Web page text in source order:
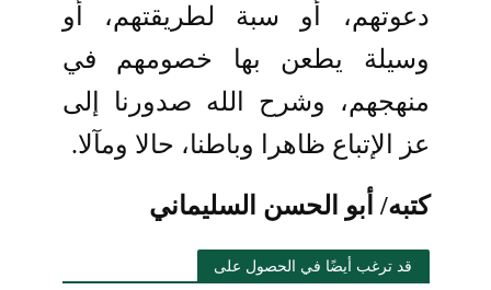
دعوتهم، أو سبة لطريقتهم، أو
وسيلة يطعن بها خصومهم في
منهجهم، وشرح الله صدورنا إلى
عز الإتباع ظاهرا وباطنا، حالا ومآلا.
كتبه/ أبو الحسن السليماني
قد ترغب أيضًا في الحصول على